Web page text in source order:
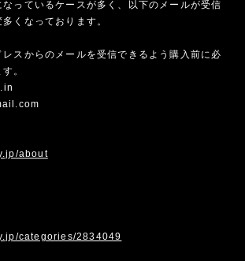
っているケースが多く、以下のメールが受信
くなっております。
スからのメールを受信できるよう購入前に必
。
about
categories/2834049